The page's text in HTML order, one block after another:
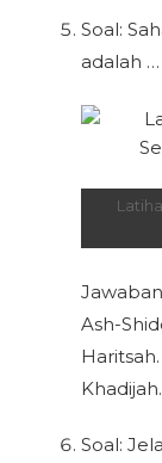
Soal:
adalah …
Ash-
Khadijah.
Soal: